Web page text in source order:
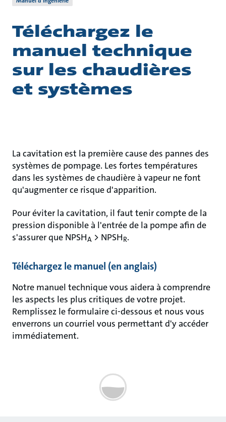
Téléchargez le
manuel technique
sur les chaudières
et systèmes
La cavitation est la première cause des pannes des
systèmes de pompage. Les fortes températures
dans les systèmes de chaudière à vapeur ne font
qu'augmenter ce risque d'apparition.
Pour éviter la cavitation, il faut tenir compte de la
pression disponible à l'entrée de la pompe afin de
s'assurer que NPSHA > NPSHR.
Téléchargez le manuel (en anglais)
Notre manuel technique vous aidera à comprendre
les aspects les plus critiques de votre projet.
Remplissez le formulaire ci-dessous et nous vous
enverrons un courriel vous permettant d'y accéder
immédiatement.